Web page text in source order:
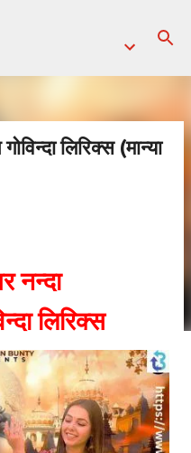
पर जाएं
लिरिक्स (मान्या
नन्दा
लिरिक्स